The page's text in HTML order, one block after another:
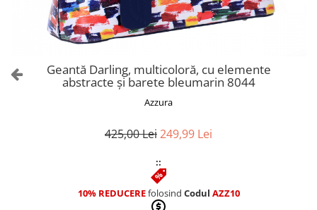
Genti Aurii
Genti bleo
Genți AlbeGeantă Darling, multicoloră, cu elemente
abstracte și barete bleumarin 8044
Azzura
425,00 Lei249,99 Lei
::
10% REDUCEREfolosind Codul AZZ10